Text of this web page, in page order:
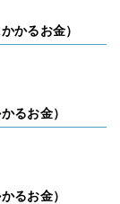
かるお金）
るお金）
るお金）